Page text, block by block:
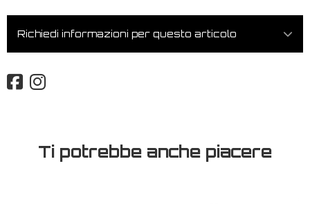
Richiedi informazioni per questo articolo
Ti potrebbe anche piacere